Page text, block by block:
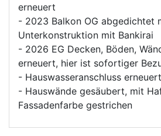
erneuert
- 2023 Balkon OG abgedichtet
Unterkonstruktion mit Bankirai
- 2026 EG Decken, Böden,
erneuert, hier ist sofortiger
- Hauswasseranschluss erneuert
- Hauswände gesäubert, mit
Fassadenfarbe gestrichen